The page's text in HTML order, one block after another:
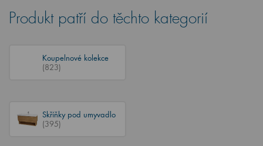
Produkt patří do těchto kategorií
Koupelnové kolekce
(823)
Skříňky pod umyvadlo
(395)